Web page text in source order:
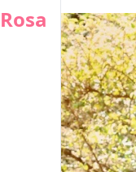
Rosa